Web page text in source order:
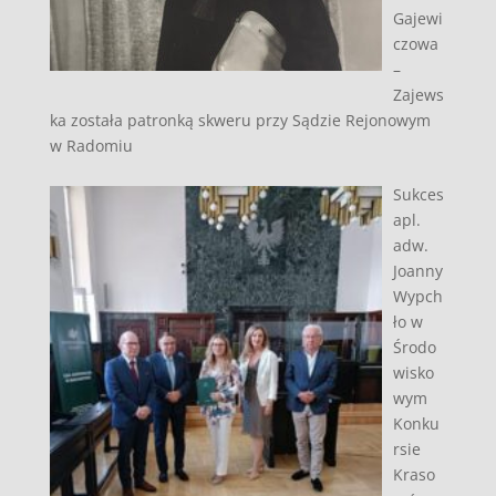
Gajewi
czowa
–
Zajews
ka została patronką skweru przy Sądzie Rejonowym
w Radomiu
Sukces
apl.
adw.
Joanny
Wypch
ło w
Środo
wisko
wym
Konku
rsie
Kraso